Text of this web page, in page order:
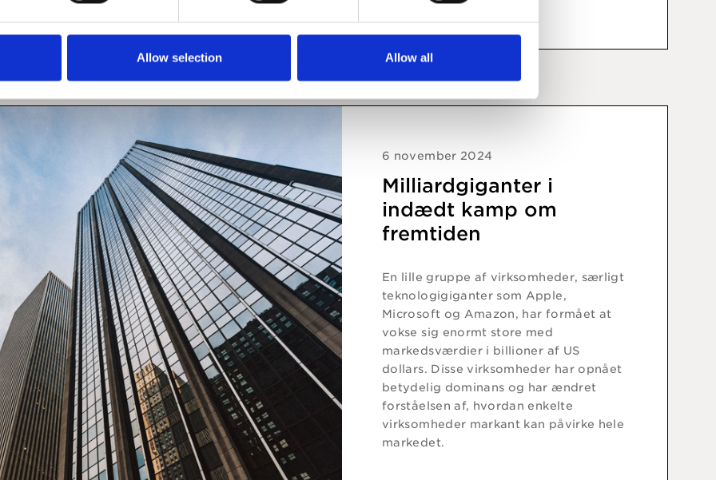
Allow selection Allow all
6 november 2024
Milliardgiganter i
indædt kamp om
fremtiden
En lille gruppe af virksomheder, særligt
teknologigiganter som Apple,
Microsoft og Amazon, har formået at
vokse sig enormt store med
markedsværdier i billioner af US
dollars. Disse virksomheder har opnået
betydelig dominans og har ændret
forståelsen af, hvordan enkelte
virksomheder markant kan påvirke hele
markedet.